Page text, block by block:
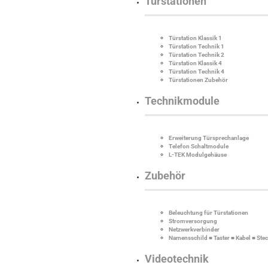
Türstation Klassik 1
Türstation Technik 1
Türstation Technik 2
Türstation Klassik 4
Türstation Technik 4
Türstationen Zubehör
Technikmodule
Erweiterung Türsprechanlage
Telefon Schaltmodule
L-TEK Modulgehäuse
Zubehör
Beleuchtung für Türstationen
Stromversorgung
Netzwerkverbinder
Namensschild ■ Taster ■ Kabel ■
Videotechnik